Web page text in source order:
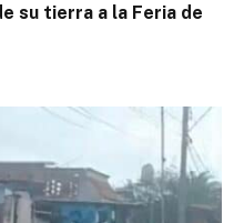
su tierra a la Feria de